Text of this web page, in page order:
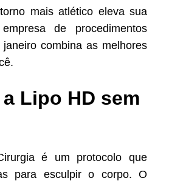
mais atlético eleva sua
de procedimentos
combina as melhores
Lipo HD sem
é um protocolo que
para esculpir o corpo. O